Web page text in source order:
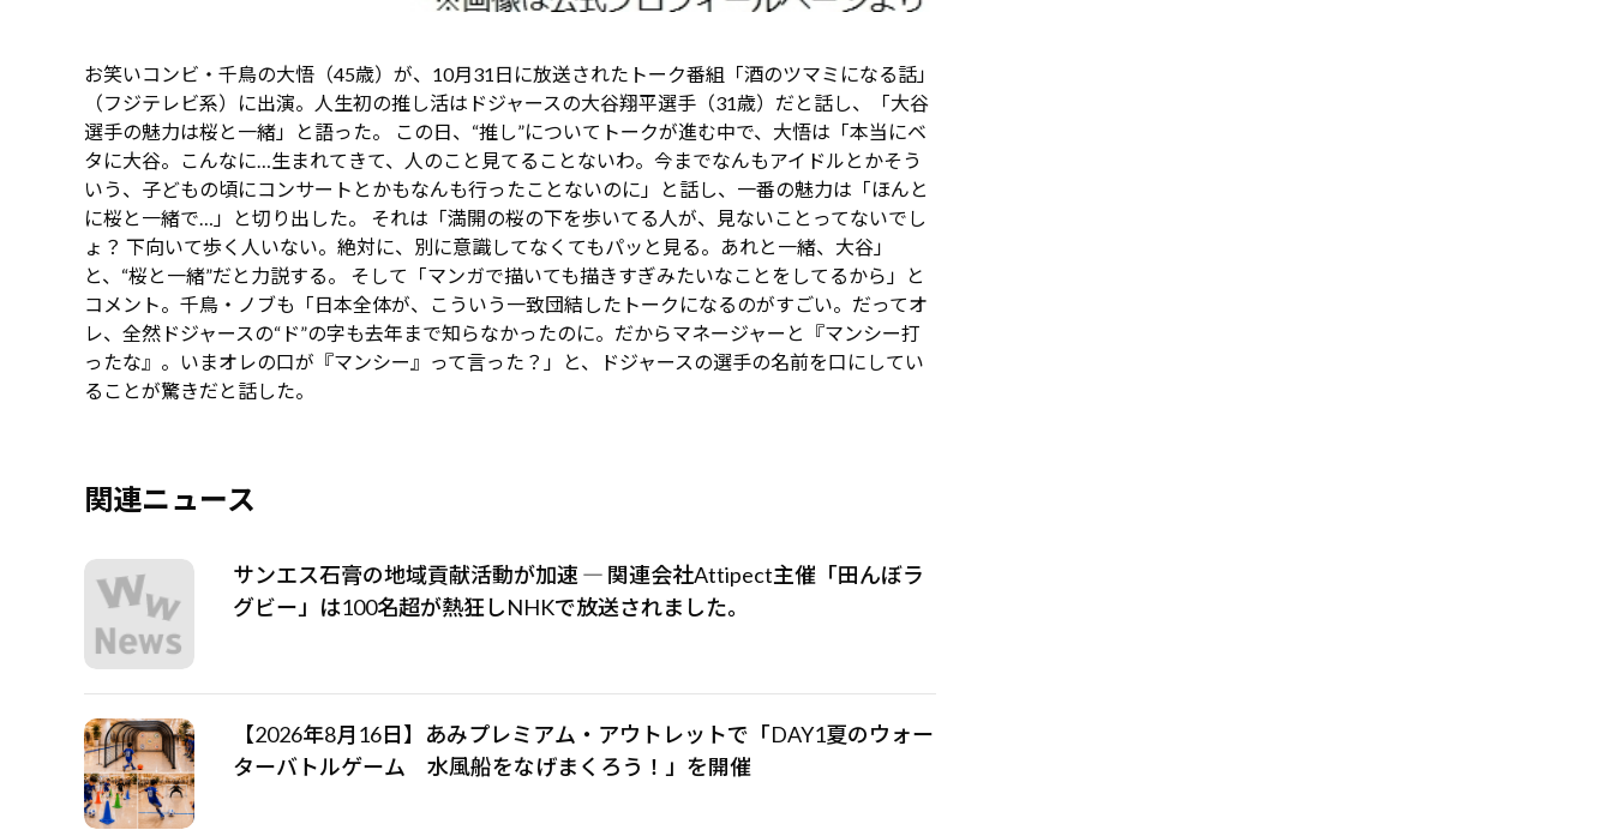
お笑いコンビ・千鳥の大悟（45歳）が、10月31日に放送されたトーク番組「酒のツマミになる話」
（フジテレビ系）に出演。人生初の推し活はドジャースの大谷翔平選手（31歳）だと話し、「大谷
選手の魅力は桜と一緒」と語った。 この日、“推し”についてトークが進む中で、大悟は「本当にベ
タに大谷。こんなに…生まれてきて、人のこと見てることないわ。今までなんもアイドルとかそう
いう、子どもの頃にコンサートとかもなんも行ったことないのに」と話し、一番の魅力は「ほんと
に桜と一緒で…」と切り出した。 それは「満開の桜の下を歩いてる人が、見ないことってないでし
ょ？ 下向いて歩く人いない。絶対に、別に意識してなくてもパッと見る。あれと一緒、大谷」
と、“桜と一緒”だと力説する。 そして「マンガで描いても描きすぎみたいなことをしてるから」と
コメント。千鳥・ノブも「日本全体が、こういう一致団結したトークになるのがすごい。だってオ
レ、全然ドジャースの“ド”の字も去年まで知らなかったのに。だからマネージャーと『マンシー打
ったな』。いまオレの口が『マンシー』って言った？」と、ドジャースの選手の名前を口にしてい
ることが驚きだと話した。
関連ニュース
サンエス石膏の地域貢献活動が加速 ― 関連会社Attipect主催「田んぼラ
グビー」は100名超が熱狂しNHKで放送されました。
【2026年8月16日】あみプレミアム・アウトレットで「DAY1夏のウォー
ターバトルゲーム 水風船をなげまくろう！」を開催